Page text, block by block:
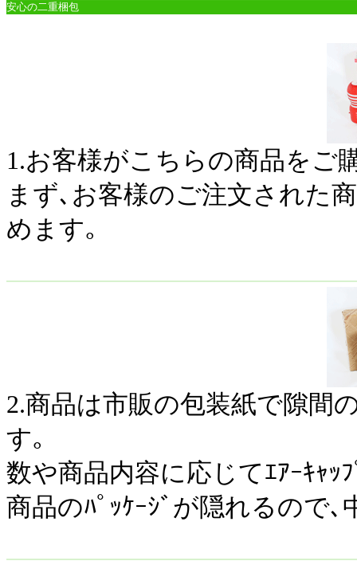
安心の二重梱包
1.お客様がこちらの商品をご
まず､お客様のご注文された
めます｡
2.商品は市販の包装紙で隙間
す｡
数や商品内容に応じてｴｱｰｷｬ
商品のﾊﾟｯｹｰｼﾞが隠れるので